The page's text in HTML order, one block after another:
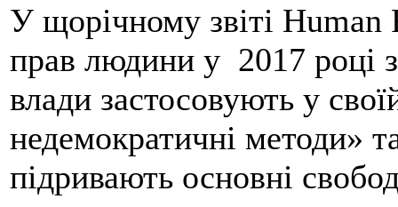
У щорічному звіті
прав людини у 2017 році
влади застосовують у
недемократичні методи»
підривають основні